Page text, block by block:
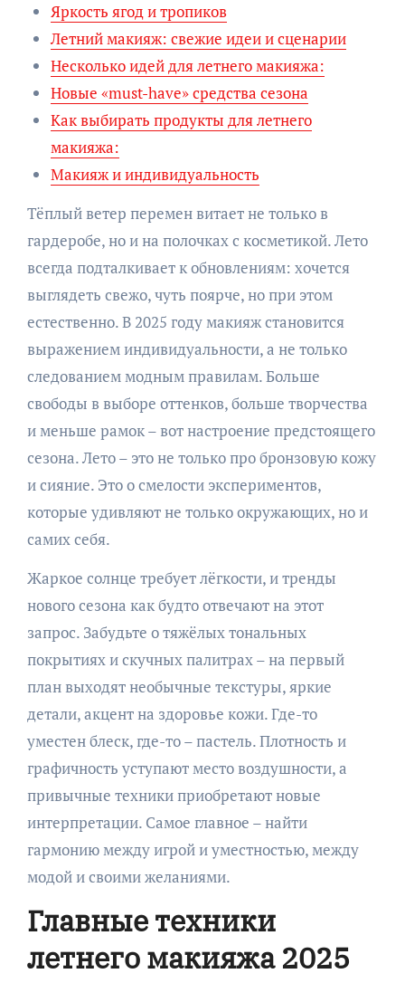
Яркость ягод и тропиков
Летний макияж: свежие идеи и сценарии
Несколько идей для летнего макияжа:
Новые «must-have» средства сезона
Как выбирать продукты для летнего
макияжа:
Макияж и индивидуальность
Тёплый ветер перемен витает не только в
гардеробе, но и на полочках с косметикой. Лето
всегда подталкивает к обновлениям: хочется
выглядеть свежо, чуть поярче, но при этом
естественно. В 2025 году макияж становится
выражением индивидуальности, а не только
следованием модным правилам. Больше
свободы в выборе оттенков, больше творчества
и меньше рамок – вот настроение предстоящего
сезона. Лето – это не только про бронзовую кожу
и сияние. Это о смелости экспериментов,
которые удивляют не только окружающих, но и
самих себя.
Жаркое солнце требует лёгкости, и тренды
нового сезона как будто отвечают на этот
запрос. Забудьте о тяжёлых тональных
покрытиях и скучных палитрах – на первый
план выходят необычные текстуры, яркие
детали, акцент на здоровье кожи. Где-то
уместен блеск, где-то – пастель. Плотность и
графичность уступают место воздушности, а
привычные техники приобретают новые
интерпретации. Самое главное – найти
гармонию между игрой и уместностью, между
модой и своими желаниями.
Главные техники
летнего макияжа 2025